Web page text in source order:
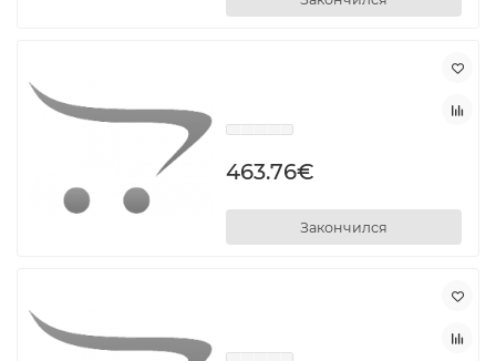
463.76€
Закончился